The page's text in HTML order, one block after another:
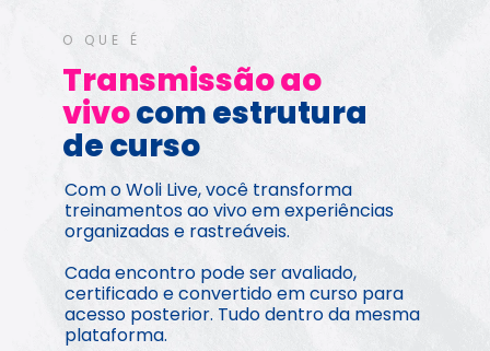
O QUE É
Transmissão ao
vivo com estrutura
de curso
Com o Woli Live, você transforma
treinamentos ao vivo em experiências
organizadas e rastreáveis.
Cada encontro pode ser avaliado,
certificado e convertido em curso para
acesso posterior. Tudo dentro da mesma
plataforma.